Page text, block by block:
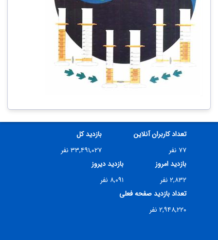
تعداد کاربران آنلاین
۷۷ نفر
بازدید کل
۳۳,۴۹۱,۰۲۷ نفر
بازدید امروز
۲,۸۳۲ نفر
بازدید دیروز
۸,۰۹۱ نفر
تعداد بازدید صفحه فعلی
۲,۹۴۸,۲۲۰ نفر